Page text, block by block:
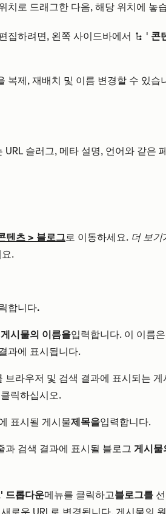
치로 드래그한 다음, 해당 위치에 놓
집하려면, 왼쪽 사이드바에서 siteTree ' 콘
복제, 재배치 및 이름 변경할 수 있습
URL 슬러그, 메타 설명, 언어와 같은
텐츠 > 블로그로 이동하세요. 더 보기
.
합니다.
게시물의 이름을입력합니다. 이 이름
과에 표시됩니다.
브라우저 및 검색 결과에 표시되는 게
클릭하십시오.
표시될 게시물제목을입력합니다.
과 검색 결과에 표시될 블로그 게시물
드롭다운메뉴를 클릭하고블로그를